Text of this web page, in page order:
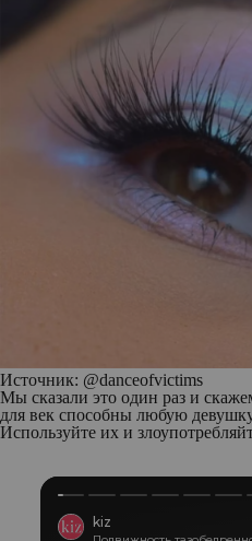
Источник: @danceofvictims
Мы сказали это один раз и
для век способны любую
Используйте их и